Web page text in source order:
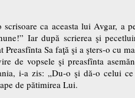
ca aceasta lui Avgar, a
Iar după scrierea şi
Preasfînta Sa faţă şi a şters-o cu
de vopsele şi preasfînta
i-a zis: „Du-o şi dă-o celui
de pătimirea Lui.